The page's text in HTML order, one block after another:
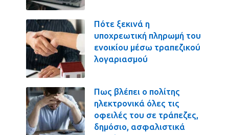
Πότε ξεκινά η
υποχρεωτική πληρωμή του
ενοικίου μέσω τραπεζικού
λογαριασμού
Πως βλέπει ο πολίτης
ηλεκτρονικά όλες τις
οφειλές του σε τράπεζες,
δημόσιο, ασφαλιστικά